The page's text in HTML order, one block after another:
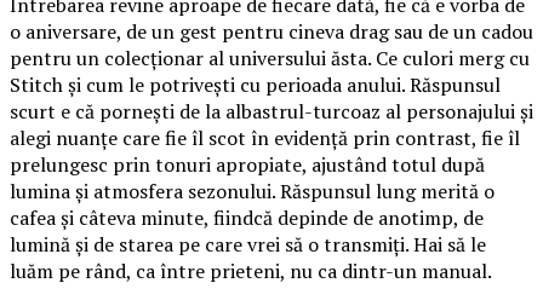
o aniversare, de un gest pentru cineva drag sau de un cadou
pentru un colecționar al universului ăsta. Ce culori merg cu
Stitch și cum le potrivești cu perioada anului. Răspunsul
scurt e că pornești de la albastrul-turcoaz al personajului și
alegi nuanțe care fie îl scot în evidență prin contrast, fie îl
prelungesc prin tonuri apropiate, ajustând totul după
lumina și atmosfera sezonului. Răspunsul lung merită o
cafea și câteva minute, fiindcă depinde de anotimp, de
lumină și de starea pe care vrei să o transmiți. Hai să le
luăm pe rând, ca între prieteni, nu ca dintr-un manual.